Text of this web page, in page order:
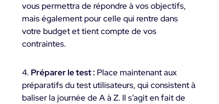
vous permettra de répondre à vos objectifs,
mais également pour celle qui rentre dans
votre budget et tient compte de vos
contraintes.
Préparer le test :Place maintenant aux
préparatifs du test utilisateurs, qui consistent à
baliser la journée de A à Z. Il s’agit en fait de